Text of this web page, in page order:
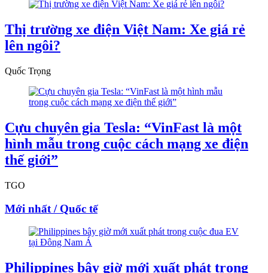
Thị trường xe điện Việt Nam: Xe giá rẻ
lên ngôi?
Quốc Trọng
Cựu chuyên gia Tesla: “VinFast là một
hình mẫu trong cuộc cách mạng xe điện
thế giới”
TGO
Mới nhất / Quốc tế
Philippines bây giờ mới xuất phát trong